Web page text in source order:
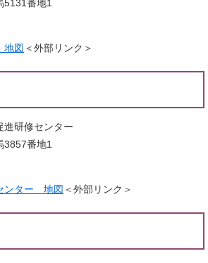
番地1
地図 ＜外部リンク＞
研修センター
番地1
ンター 地図 ＜外部リンク＞